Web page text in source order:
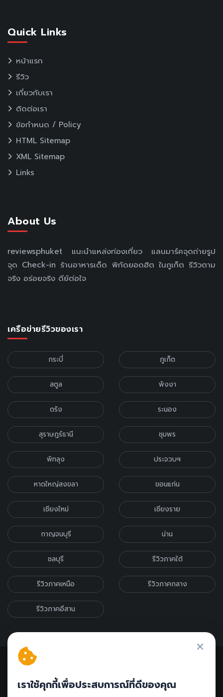
Quick Links
หน้าแรก
รีวิว
เกี่ยวกับเรา
ติดต่อเรา
ข้อกำหนด / Policy
HTML Sitemap
XML Sitemap
Links
About Us
reviewsphuket แนะนำแหล่งท่องเที่ยว แลนมาร์คจุดถ่ายรูป
จุด Check-in ร้านอาหารเด็ด พิกัดยอดฮิต ในภูเก็ต รีวิวตาม
จริง อร่อยจริง ดีย์ต่อใจ
เครือข่ายรีวิวของเรา
กระบี่ ภูเก็ต
สตูล พังงา
ตรัง ระนอง
สุราษฎร์ธานี ชุมพร
พัทลุง ประจวบฯ
หาดใหญ่สงขลา ขอนแก่น
เชียงใหม่ เชียงราย
กาญจนบุรี น่าน
ชลบุรี รีวิวภาคใต้
รีวิวภาคเหนือ รีวิวภาคกลาง
รีวิวภาคอีสาน
เราใช้คุกกี้เพื่อประสบการณ์ที่ดีของคุณ